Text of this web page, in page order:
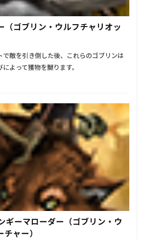
（ゴブリン・ウルフチャリオッ
で敵を引き倒した後、これらのゴブリンは
よって獲物を嬲ります。
ギーマローダー（ゴブリン・ウ
ャー）